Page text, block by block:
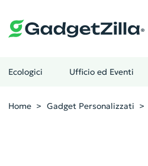
Ecologici Ufficio ed Eventi
Home Gadget Personalizzati